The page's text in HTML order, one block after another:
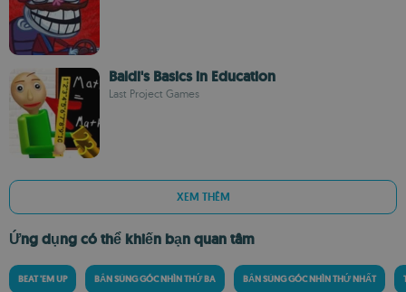
Baldi's Basics in Education
Last Project Games
XEM THÊM
Ứng dụng có thể khiến bạn quan tâm
BEAT 'EM UP BẮN SÚNG GÓC NHÌN THỨ BA BẮN SÚNG GÓC NHÌN THỨ NHẤT